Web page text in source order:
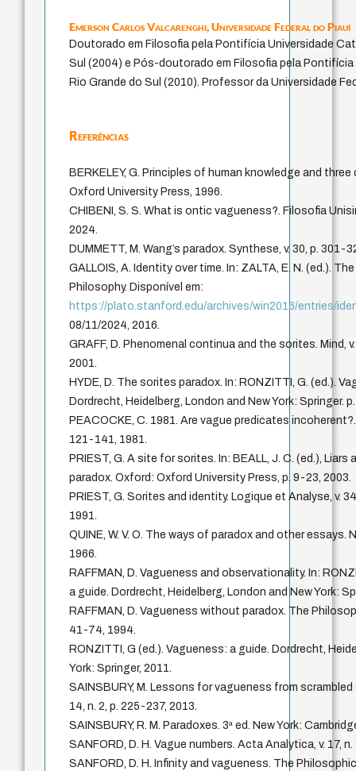
Emerson Carlos Valcarenghi,Universidade Federal do Piauí
Doutorado em Filosofia pela Pontifícia Universidade
Sul (2004) e Pós-doutorado em Filosofia pela
Rio Grande do Sul (2010). Professor da Universidade
Referências
BERKELEY, G. Principles of human knowledge and three
Oxford University Press, 1996.
CHIBENI, S. S. What is ontic vagueness?. Filosofia
2024.
DUMMETT, M. Wang’s paradox. Synthese, v. 30, p. 301-
GALLOIS, A. Identity over time. In: ZALTA, E. N. (ed.).
Philosophy. Disponível em:
https://plato.stanford.edu/archives/win2016/entries/
08/11/2024, 2016.
GRAFF, D. Phenomenal continua and the sorites. Mind,
2001.
HYDE, D. The sorites paradox. In: RONZITTI, G. (ed.).
Dordrecht, Heidelberg, London and New York: Springer.
PEACOCKE, C. 1981. Are vague predicates
121-141, 1981.
PRIEST, G. A site for sorites. In: BEALL, J. C. (ed.),
paradox. Oxford: Oxford University Press, p. 9-23, 2003.
PRIEST, G. Sorites and identity. Logique et Analyse, v.
1991.
QUINE, W. V. O. The ways of paradox and other essays.
1966.
RAFFMAN, D. Vagueness and observationality. In:
a guide. Dordrecht, Heidelberg, London and New York:
RAFFMAN, D. Vagueness without paradox. The
41-74, 1994.
RONZITTI, G (ed.). Vagueness: a guide. Dordrecht,
York: Springer, 2011.
SAINSBURY, M. Lessons for vagueness from
14, n. 2, p. 225-237, 2013.
SAINSBURY, R. M. Paradoxes. 3ª ed. New York:
SANFORD, D. H. Vague numbers. Acta Analytica, v. 17,
SANFORD, D. H. Infinity and vagueness. The